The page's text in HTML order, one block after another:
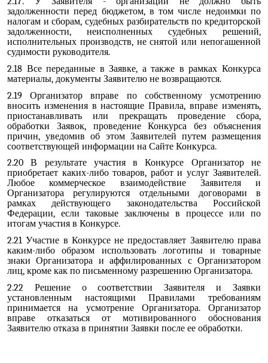
задолженности перед бюджетом, в том числе недоимки по
налогам и сборам, судебных разбирательств по кредиторской
задолженности, неисполненных судебных решений,
исполнительных производств, не снятой или непогашенной
судимости руководителя.
2.18 Все переданные в Заявке, а также в рамках Конкурса
материалы, документы Заявителю не возвращаются.
2.19 Организатор вправе по собственному усмотрению
вносить изменения в настоящие Правила, вправе изменять,
приостанавливать или прекращать проведение сбора,
обработки Заявок, проведение Конкурса без объяснения
причин, уведомив об этом Заявителей путем размещения
соответствующей информации на Сайте Конкурса.
2.20 В результате участия в Конкурсе Организатор не
приобретает каких-либо товаров, работ и услуг Заявителей.
Любое коммерческое взаимодействие Заявителя и
Организатора регулируются отдельными договорами в
рамках действующего законодательства Российской
Федерации, если таковые заключены в процессе или по
итогам участия в Конкурсе.
2.21 Участие в Конкурсе не предоставляет Заявителю права
каким-либо образом использовать логотипы и товарные
знаки Организатора и аффилированных с Организатором
лиц, кроме как по письменному разрешению Организатора.
2.22 Решение о соответствии Заявителя и Заявки
установленным настоящими Правилами требованиям
принимается на усмотрение Организатора. Организатор
вправе отказаться от мотивированного обоснования
Заявителю отказа в принятии Заявки после ее обработки.